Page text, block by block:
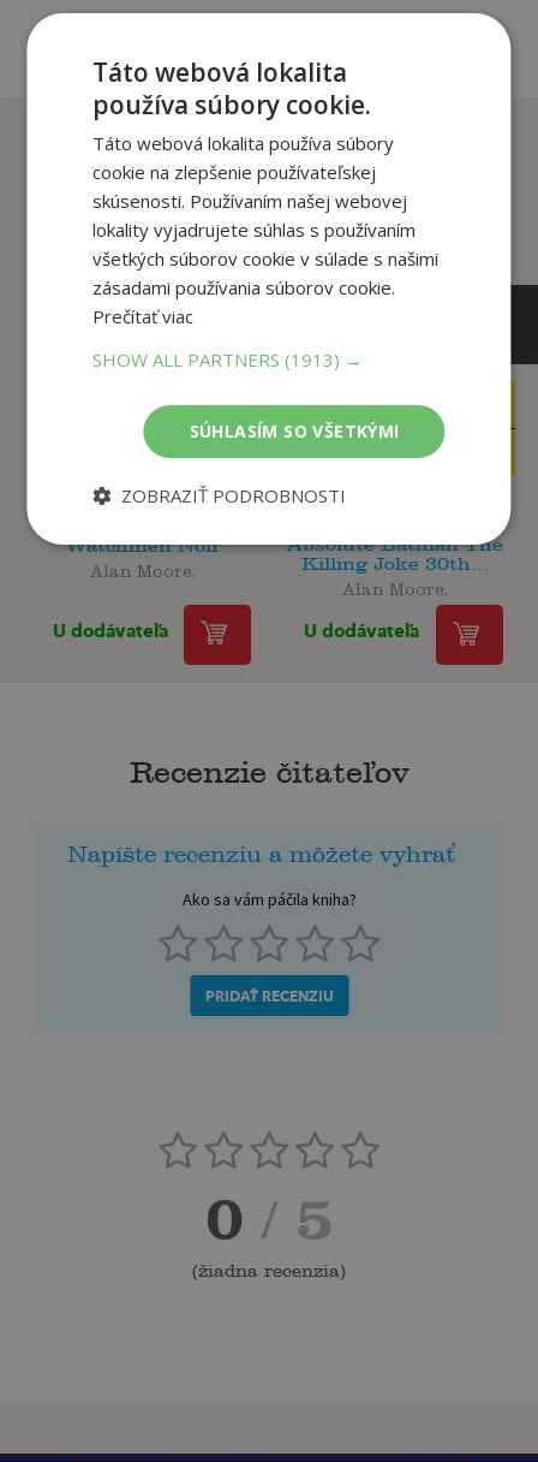
Zákazníci, ktorí si kúpili
tento titul si tiež kúpili
35,50
33
Watchmen Noir
Alan Moore,
U dodávateľa
51
49
Absolute Batman The
Killing Joke 30th...
Alan Moore,
U dodávateľa
Recenzie čitateľov
Napíšte recenziu a môžete vyhrať
Ako sa vám páčila kniha?
PRIDAŤ RECENZIU
0 / 5
(žiadna recenzia)
Táto webová lokalita
používa súbory cookie.
Táto webová lokalita používa súbory
cookie na zlepšenie používateľskej
skúsenosti. Používaním našej webovej
lokality vyjadrujete súhlas s používaním
všetkých súborov cookie v súlade s našimi
zásadami používania súborov cookie.
Prečítať viac
SHOW ALL PARTNERS(1913) →
SÚHLASÍM SO VŠETKÝMI
ZOBRAZIŤ PODROBNOSTI